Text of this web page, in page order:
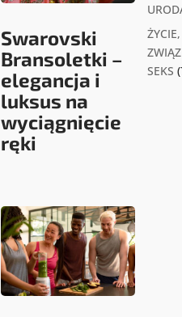
Swarovski
Bransoletki –
elegancja i
luksus na
wyciągnięcie
ręki
ŻYCIE,
SEKS